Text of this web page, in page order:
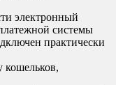
электронный
системы
практически
кошельков,